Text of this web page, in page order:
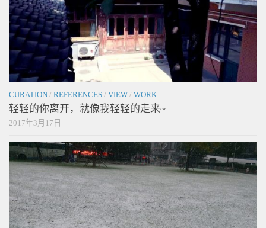
CURATION / REFERENCES / VIEW / WORK
轻轻的你离开，就像我轻轻的走来~
2017年3月17日